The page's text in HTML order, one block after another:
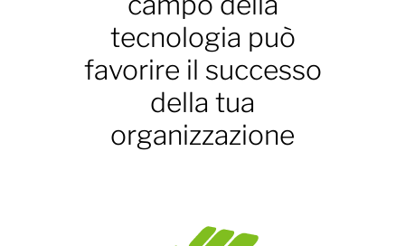
tecnologia può
favorire il successo
della tua
organizzazione